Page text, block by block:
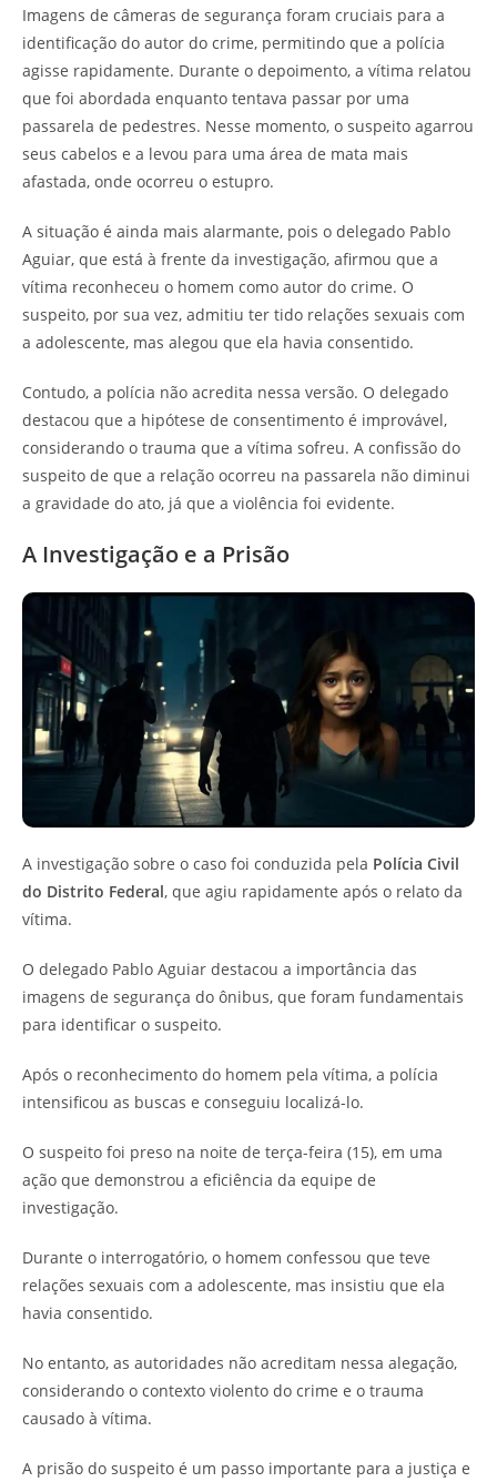
Imagens de câmeras de segurança foram cruciais para a
identificação do autor do crime, permitindo que a polícia
agisse rapidamente. Durante o depoimento, a vítima relatou
que foi abordada enquanto tentava passar por uma
passarela de pedestres. Nesse momento, o suspeito agarrou
seus cabelos e a levou para uma área de mata mais
afastada, onde ocorreu o estupro.
A situação é ainda mais alarmante, pois o delegado Pablo
Aguiar, que está à frente da investigação, afirmou que a
vítima reconheceu o homem como autor do crime. O
suspeito, por sua vez, admitiu ter tido relações sexuais com
a adolescente, mas alegou que ela havia consentido.
Contudo, a polícia não acredita nessa versão. O delegado
destacou que a hipótese de consentimento é improvável,
considerando o trauma que a vítima sofreu. A confissão do
suspeito de que a relação ocorreu na passarela não diminui
a gravidade do ato, já que a violência foi evidente.
A Investigação e a Prisão
A investigação sobre o caso foi conduzida pela Polícia Civil
do Distrito Federal, que agiu rapidamente após o relato da
vítima.
O delegado Pablo Aguiar destacou a importância das
imagens de segurança do ônibus, que foram fundamentais
para identificar o suspeito.
Após o reconhecimento do homem pela vítima, a polícia
intensificou as buscas e conseguiu localizá-lo.
O suspeito foi preso na noite de terça-feira (15), em uma
ação que demonstrou a eficiência da equipe de
investigação.
Durante o interrogatório, o homem confessou que teve
relações sexuais com a adolescente, mas insistiu que ela
havia consentido.
No entanto, as autoridades não acreditam nessa alegação,
considerando o contexto violento do crime e o trauma
causado à vítima.
A prisão do suspeito é um passo importante para a justiça e